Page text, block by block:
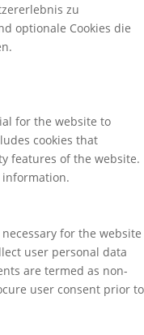
zu
optionale Cookies die
for the website to
cookies that
features of the website.
information.
for the website
user personal data
are termed as non-
user consent prior to